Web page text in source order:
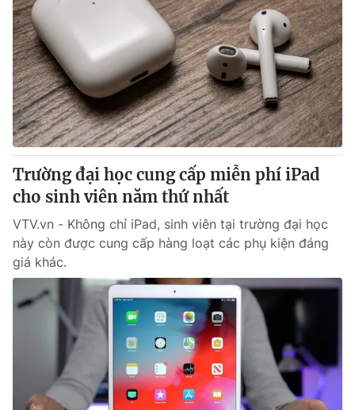
Trường đại học cung cấp miễn phí iPad
cho sinh viên năm thứ nhất
VTV.vn - Không chỉ iPad, sinh viên tại trường đại học
này còn được cung cấp hàng loạt các phụ kiện đáng
giá khác.